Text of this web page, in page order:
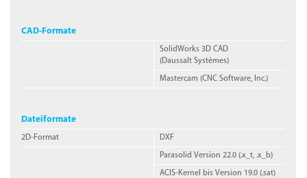
CAD-Formate
SolidWorks 3D CAD
(Daussalt Systèmes)
Mastercam(CNC Software, Inc.)
Dateiformate
2D-Format DXF
ParasolidVersion 22.0 (.x_t, .x_b)
ACIS-Kernel bisVersion 19.0 (.sat)